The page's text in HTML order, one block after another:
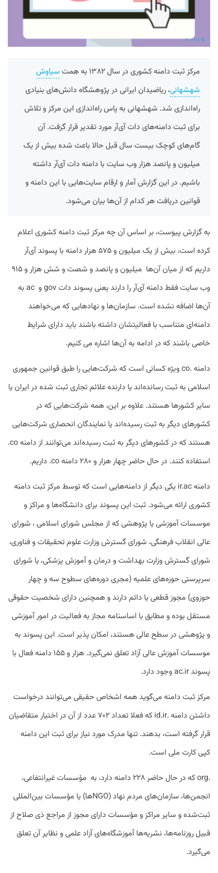
مرکز ثبت دامنه کشوری در سال ۱۳۸۲ به همت
سیاوش
شهشهانی، ریاضیدان ایرانی در پژوهشگاه دانش‌های بنیادی
راه‌اندازی شد. شهشهانی به پاس راه‌اندازی این مرکز و تلاش
برای ثبت دامنه‌های دات آی‌آر مورد تقدیر قرار گرفت. آن
گام‌های کوچک بیست سال قبل حالا باعث شده بیش از یک
میلیون و پانصد هزار وب سایت با دامنه دات آی‌آر داشته
باشیم. در این گزارش آمار و ارقام سایت‌هایی با این دامنه و
قوانین دریافت هر کدام از آن‌ها بیان می‌شود.
به گزارش پیوست، بر اساس آن چه مرکز ثبت دامنه کشوری اعلام
کرده است، بیش از یک میلیون و ۵۷۵ هزار دامنه با پسوند آی‌آر
داریم که از میان آن‌ها میلیون و پانصد و شصت و شش هزار و ۹۱۵
وب سایت فقط دامنه آی‌آر را دارند یعنی پسوند دات gov و ac به
آن‌ها اضافه نشده است. سازمان‌ها و نهادهایی که می‌خواهند
دامنه‌ای متناسب با فعالیتشان داشته باشند باید دارای شرایط
خاصی باشند که در ادامه به آن‌ها اشاره می کنیم.
دامنه .co ویژه کسانی است که شرکت‌هایی را طبق قوانین جمهوری
اسلامی به ثبت رسانده‌اند یا دارنده علائم تجاری ثبت شده در ایران یا
سایر کشورها هستند. علاوه بر این، همه شرکت‌هایی که در
کشورهای دیگر به ثبت رسیده‌اند یا نمایندگان انحصاری شرکت‌هایی
هستند که در کشورهای دیگر به ثبت رسیده‌اند می‌توانند از دامنه co.
استفاده کنند. در حال حاضر چهار هزار و ۲۸۰ دامنه co. داریم.
دامنه ir.ac یکی دیگر از دامنه‌هایی است که توسط مرکز ثبت دامنه
کشوری ارائه می‌شود. ثبت این پسوند برای دانشگاه‌ها و مراکز و
موسسات آموزشی یا پژوهشی که از مجلس شورای اسلامی ، شورای
عالی انقلاب فرهنگی، شورای گسترش وزارت علوم تحقیقات و فناوری،
شورای گسترش وزارت بهداشت و درمان و آموزش پزشکی، یا شورای
سرپرستی حوزه‌های علمیه (مجری دوره‌های سطوح سه و چهار
حوزوی) مجوز قطعی یا دائم دارند و همچنین دارای شخصیت حقوقی
مستقل بوده و مطابق با اساسنامه مجاز به فعالیت در امور آموزشی
و پژوهشی در سطح عالی‌ هستند، امکان پذیر است. این پسوند به
موسسات آموزش عالی آزاد تعلق نمی‌گیرد. هزار و ۱۵۵ دامنه فعال با
پسوند ac.ir وجود دارد.
مرکز ثبت دامنه می‌گوید همه اشخاص حقیقی می‌توانند درخواست
داشتن دامنه .id.ir که فعلا تعداد ۷۰۲ عدد از آن در اختیار متقاضیان
قرار گرفته است، بدهند. تنها مدرک مورد نیاز برای ثبت این دامنه
کپی کارت ملی است.
.org که در حال حاضر ۲۲۸ دامنه دارد، به مؤسسات غیرانتفاعی،
انجمن‌ها، سازمان‌های مردم نهاد (NGOها) یا مؤسسات بین‌المللی
ثبت‌شده و سایر مراکز و مؤسسات دارای مجوز از مراجع ذی صلاح از
قبیل روزنامه‌ها، نشریه‌ها آموزشگاه‌های آزاد علمی و نظایر آن تعلق
می‌گیرد.